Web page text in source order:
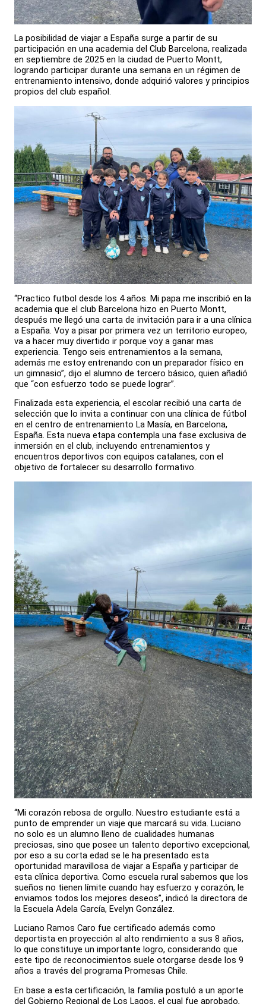
La posibilidad de viajar a España surge a partir de su
participación en una academia del Club Barcelona, realizada
en septiembre de 2025 en la ciudad de Puerto Montt,
logrando participar durante una semana en un régimen de
entrenamiento intensivo, donde adquirió valores y principios
propios del club español.
“Practico futbol desde los 4 años. Mi papa me inscribió en la
academia que el club Barcelona hizo en Puerto Montt,
después me llegó una carta de invitación para ir a una clínica
a España. Voy a pisar por primera vez un territorio europeo,
va a hacer muy divertido ir porque voy a ganar mas
experiencia. Tengo seis entrenamientos a la semana,
además me estoy entrenando con un preparador físico en
un gimnasio”, dijo el alumno de tercero básico, quien añadió
que “con esfuerzo todo se puede lograr”.
Finalizada esta experiencia, el escolar recibió una carta de
selección que lo invita a continuar con una clínica de fútbol
en el centro de entrenamiento La Masía, en Barcelona,
España. Esta nueva etapa contempla una fase exclusiva de
inmersión en el club, incluyendo entrenamientos y
encuentros deportivos con equipos catalanes, con el
objetivo de fortalecer su desarrollo formativo.
“Mi corazón rebosa de orgullo. Nuestro estudiante está a
punto de emprender un viaje que marcará su vida. Luciano
no solo es un alumno lleno de cualidades humanas
preciosas, sino que posee un talento deportivo excepcional,
por eso a su corta edad se le ha presentado esta
oportunidad maravillosa de viajar a España y participar de
esta clínica deportiva. Como escuela rural sabemos que los
sueños no tienen límite cuando hay esfuerzo y corazón, le
enviamos todos los mejores deseos”, indicó la directora de
la Escuela Adela García, Evelyn González.
Luciano Ramos Caro fue certificado además como
deportista en proyección al alto rendimiento a sus 8 años,
lo que constituye un importante logro, considerando que
este tipo de reconocimientos suele otorgarse desde los 9
años a través del programa Promesas Chile.
En base a esta certificación, la familia postuló a un aporte
del Gobierno Regional de Los Lagos, el cual fue aprobado,